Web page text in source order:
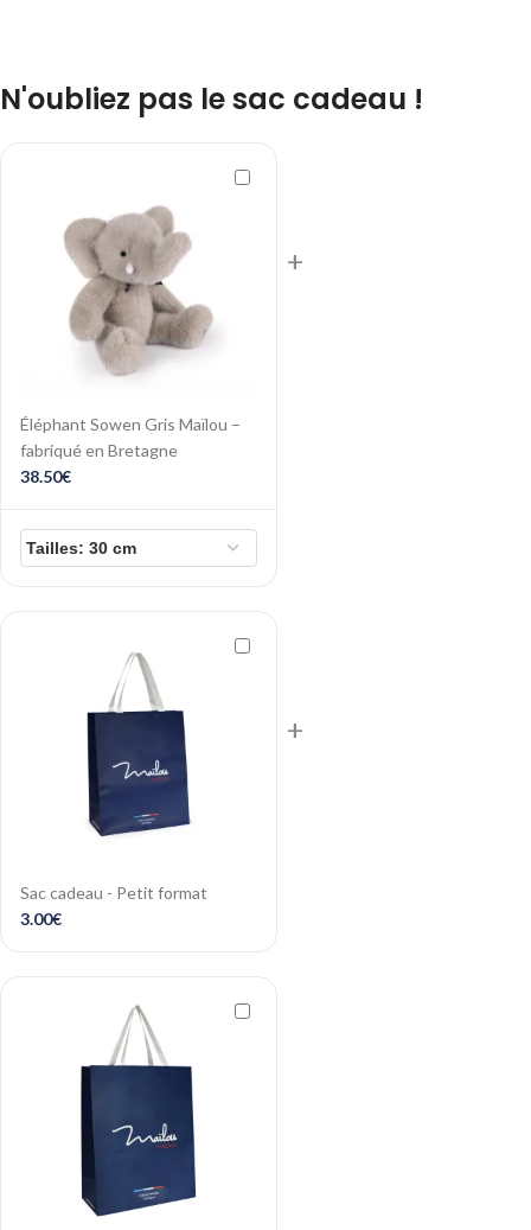
N'oubliez pas le sac cadeau !
Éléphant Sowen Gris Maïlou –
fabriqué en Bretagne
38.50€
+
Sac cadeau - Petit format
3.00€
+